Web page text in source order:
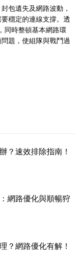
包遺失及網路波動，
穩定的連線支撐。透
同時整頓基本網路環
題，使組隊與戰鬥過
？速效排除指南！
網路優化與順暢狩
？網路優化有解！